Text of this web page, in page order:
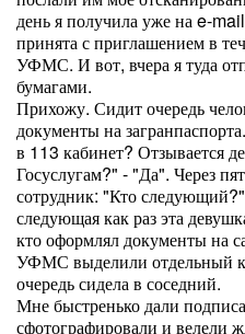
день я получила уже на e-
принята с приглашением в
УФМС. И вот, вчера я туда
бумагами.
Прихожу. Сидит очередь
документы на
в 113 кабинет? Отзывается
Госуслугам?" - "Да". Через
сотрудник: "Кто
следующая как раз эта
кто оформлял документы на
УФМС выделили отдельный
очередь сидела в соседний.
Мне быстренько дали
сфотографировали и велели